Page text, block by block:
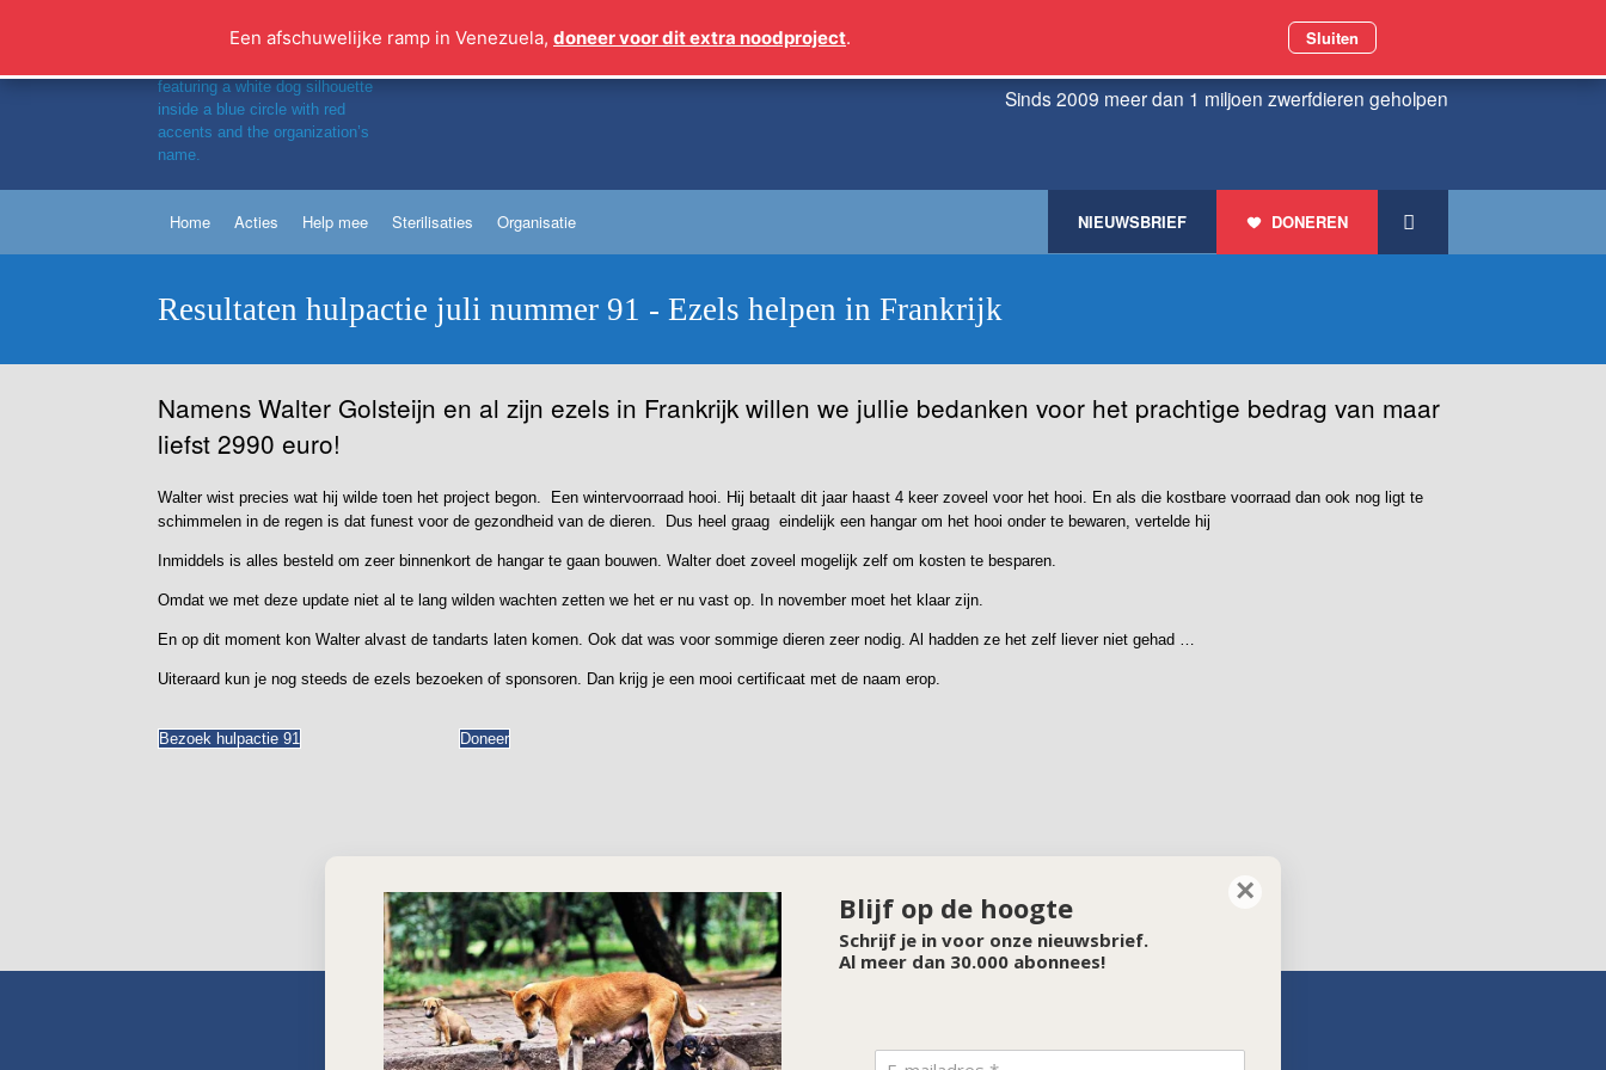
inhoud
Sinds 2009 meer dan 1 miljoen zwerfdieren geholpen
Home Acties Help mee Sterilisaties Organisatie DONEREN
NIEUWSBRIEF
Resultaten hulpactie juli nummer 91 - Ezels helpen in Frankrijk
Namens Walter Golsteijn en al zijn ezels in Frankrijk willen we jullie bedanken voor het prachtige bedrag van maar
liefst 2990 euro!
Walter wist precies wat hij wilde toen het project begon. Een wintervoorraad hooi. Hij betaalt dit jaar haast 4 keer zoveel voor het hooi. En als die kostbare voorraad dan ook nog ligt te
schimmelen in de regen is dat funest voor de gezondheid van de dieren. Dus heel graag eindelijk een hangar om het hooi onder te bewaren, vertelde hij
Inmiddels is alles besteld om zeer binnenkort de hangar te gaan bouwen. Walter doet zoveel mogelijk zelf om kosten te besparen.
Omdat we met deze update niet al te lang wilden wachten zetten we het er nu vast op. In november moet het klaar zijn.
En op dit moment kon Walter alvast de tandarts laten komen. Ook dat was voor sommige dieren zeer nodig. Al hadden ze het zelf liever niet gehad …
Uiteraard kun je nog steeds de ezels bezoeken of sponsoren. Dan krijg je een mooi certificaat met de naam erop.
Bezoek hulpactie 91 Doneer
SPONSOR VAN DE MAAND
Een afschuwelijke ramp in Venezuela, doneer voor dit extra noodproject. Sluiten
×
Blijf op de hoogte
Schrijf je in voor onze nieuwsbrief.
Al meer dan 30.000 abonnees!